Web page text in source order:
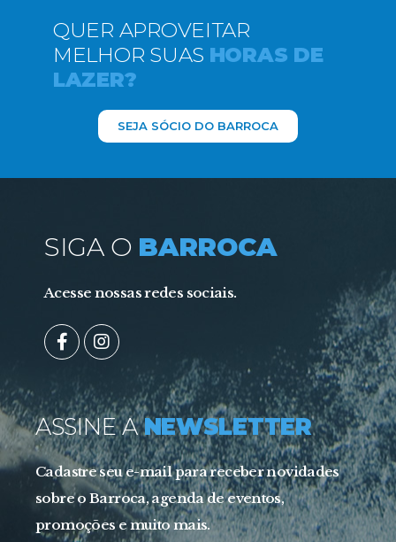
QUER APROVEITAR
MELHOR SUAS HORAS DE
LAZER?
SEJA SÓCIO DO BARROCA
SIGA O BARROCA
Acesse nossas redes sociais.
ASSINE ANEWSLETTER
Cadastre seu e-mail para receber novidades
sobre o Barroca, agenda de eventos,
promoções e muito mais.